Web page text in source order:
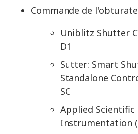
Commande de
Uniblitz Shutter
D1
Sutter: Smart
Standalone
SC
Applied Scientific
Instrumentation